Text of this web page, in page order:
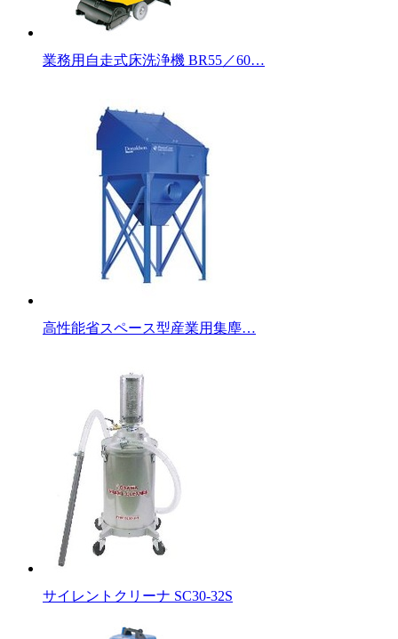
業務用自走式床洗浄機 BR55／60…
高性能省スペース型産業用集塵…
サイレントクリーナ SC30-32S